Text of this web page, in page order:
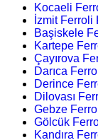
Kocaeli
İzmit Ferroli
Başiskele
Kartepe
Çayırova
Darıca
Derince
Dilovası
Gebze
Gölcük
Kandıra